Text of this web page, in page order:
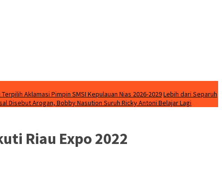
Aklamasi Pimpin SMSI Kepulauan Nias 2026-2029Lebih dari Separuh
Disebut Arogan, Bobby Nasution Suruh Ricky Antoni Belajar Lagi
Riau Expo 2022